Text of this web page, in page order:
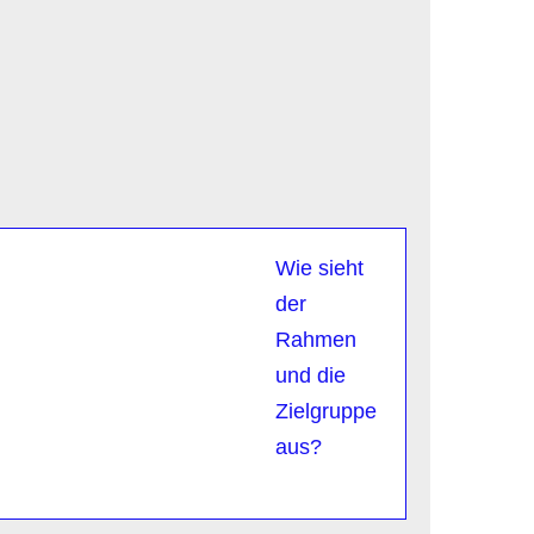
Wie sieht
der
Rahmen
und die
Zielgruppe
aus?